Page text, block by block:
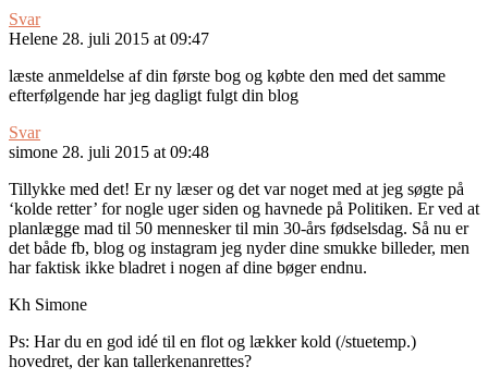
Svar
Helene 28. juli 2015 at 09:47
læste anmeldelse af din første bog og købte den med det samme
efterfølgende har jeg dagligt fulgt din blog
Svar
simone 28. juli 2015 at 09:48
Tillykke med det! Er ny læser og det var noget med at jeg søgte på
‘kolde retter’ for nogle uger siden og havnede på Politiken. Er ved at
planlægge mad til 50 mennesker til min 30-års fødselsdag. Så nu er
det både fb, blog og instagram jeg nyder dine smukke billeder, men
har faktisk ikke bladret i nogen af dine bøger endnu.
Kh Simone
Ps: Har du en god idé til en flot og lækker kold (/stuetemp.)
hovedret, der kan tallerkenanrettes?